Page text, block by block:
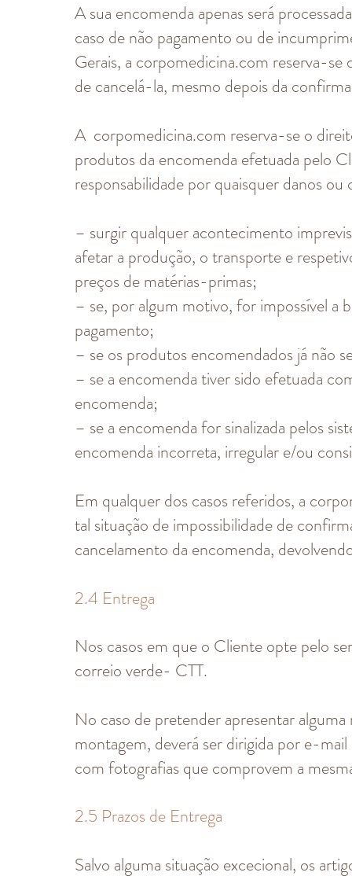
A sua encomenda apenas será
caso de não pagamento ou de
Gerais, a corpomedicina.com reserva-
de cancelá-la, mesmo depois da
A corpomedicina.com reserva-se o
produtos da encomenda efetuada pelo
responsabilidade por quaisquer danos
– surgir qualquer acontecimento
afetar a produção, o transporte e
preços de matérias-primas;
– se, por algum motivo, for impossível a
pagamento;
– se os produtos encomendados já não
– se a encomenda tiver sido efetuada
encomenda;
– se a encomenda for sinalizada pelos
encomenda incorreta, irregular e/ou
Em qualquer dos casos referidos, a
tal situação de impossibilidade de
cancelamento da encomenda,
2.4 Entrega
Nos casos em que o Cliente opte pelo
correio verde- CTT.
No caso de pretender apresentar
montagem, deverá ser dirigida por e-
com fotografias que comprovem a
2.5 Prazos de Entrega
Salvo alguma situação excecional, os